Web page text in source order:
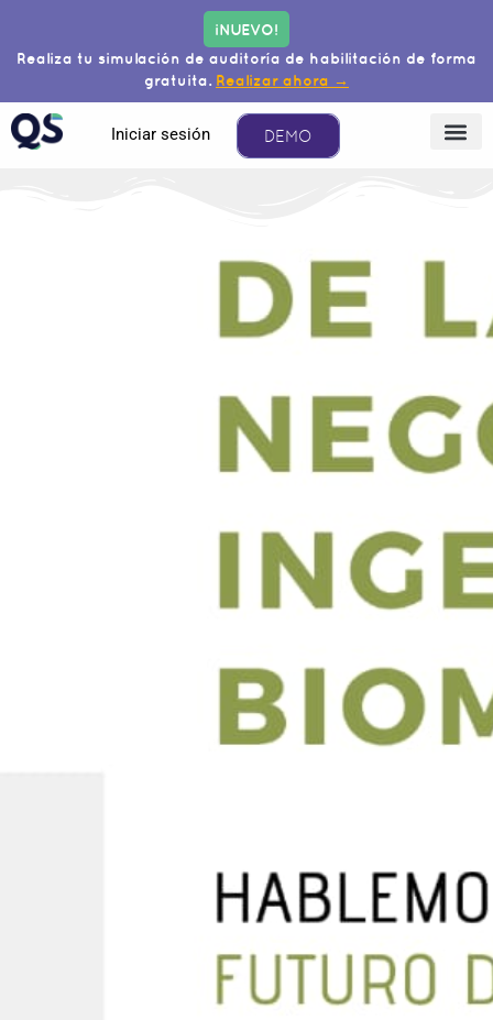
¡NUEVO!
Realiza tu simulación de auditoría de habilitación de forma
gratuita. Realizar ahora →
Iniciar sesión DEMO